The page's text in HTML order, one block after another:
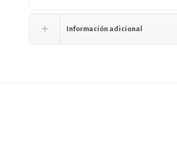
Información adicional